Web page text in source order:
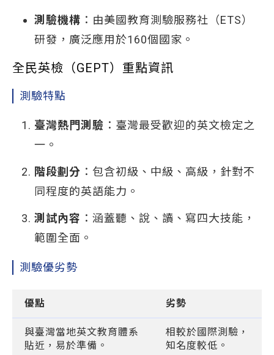
測驗機構 ：由美國教育測驗服務社（ETS）
研發，廣泛應用於160個國家。
全民英檢（GEPT）重點資訊
測驗特點
臺灣熱門測驗 ：臺灣最受歡迎的英文檢定之
一。
階段劃分 ：包含初級、中級、高級，針對不
同程度的英語能力。
測試內容 ：涵蓋聽、說、讀、寫四大技能，
範圍全面。
測驗優劣勢
優點 劣勢
與臺灣當地英文教育體系
貼近，易於準備。
相較於國際測驗，
知名度較低。